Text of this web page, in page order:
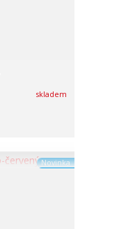
skladem
Novinka